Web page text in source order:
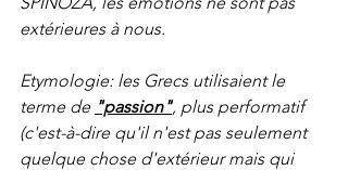
extérieures à nous.
Etymologie: les Grecs utilisaient le
terme de "passion", plus performatif
(c'est-à-dire qu'il n'est pas seulement
quelque chose d'extérieur mais qui